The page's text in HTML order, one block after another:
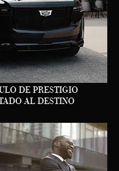
DE PRESTIGIO
AL DESTINO